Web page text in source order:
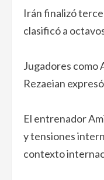
Irán finalizó
clasificó a
Jugadores como
Rezaeian
El entrenador
y tensiones
contexto